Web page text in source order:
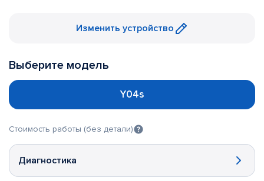
Изменить устройство
Выберите модель
Y04s
Стоимость работы (без детали)
Диагностика